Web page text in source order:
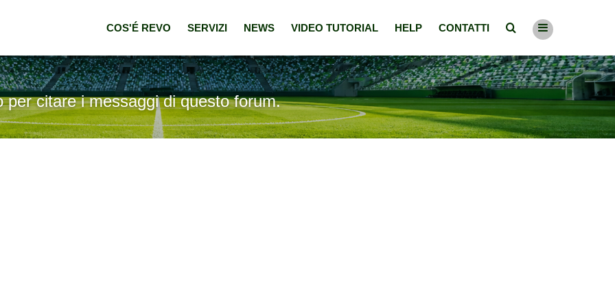
COS'É REVO SERVIZI NEWS VIDEO TUTORIAL HELP CONTATTI
citare i messaggi di questo forum.